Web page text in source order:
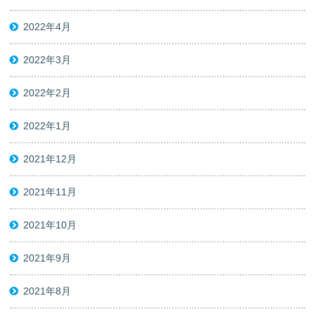
2022年4月
2022年3月
2022年2月
2022年1月
2021年12月
2021年11月
2021年10月
2021年9月
2021年8月